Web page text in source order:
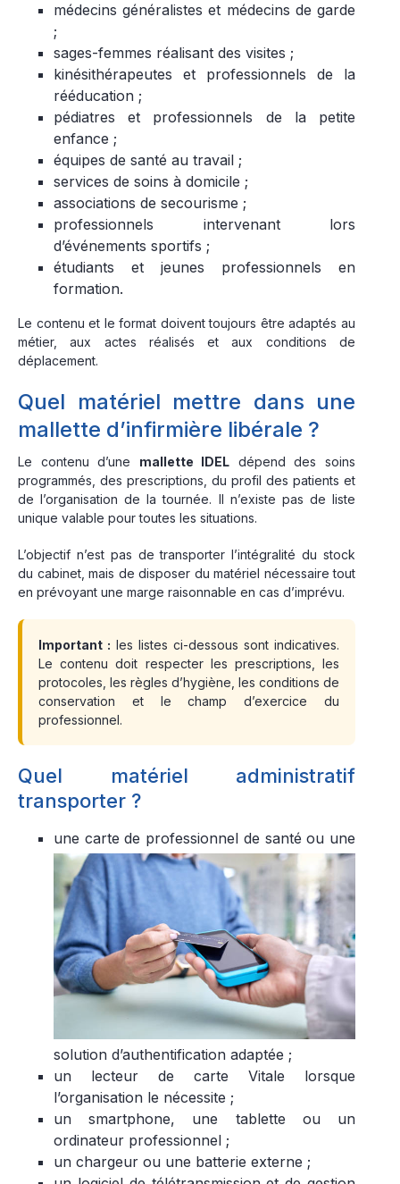
médecins généralistes et médecins de garde
;
sages-femmes réalisant des visites ;
kinésithérapeutes et professionnels de la
rééducation ;
pédiatres et professionnels de la petite
enfance ;
équipes de santé au travail ;
services de soins à domicile ;
associations de secourisme ;
professionnels intervenant lors
d’événements sportifs ;
étudiants et jeunes professionnels en
formation.
Le contenu et le format doivent toujours être adaptés au
métier, aux actes réalisés et aux conditions de
déplacement.
Quel matériel mettre dans une
mallette d’infirmière libérale ?
Le contenu d’une mallette IDEL dépend des soins
programmés, des prescriptions, du profil des patients et
de l’organisation de la tournée. Il n’existe pas de liste
unique valable pour toutes les situations.
L’objectif n’est pas de transporter l’intégralité du stock
du cabinet, mais de disposer du matériel nécessaire tout
en prévoyant une marge raisonnable en cas d’imprévu.
Important : les listes ci-dessous sont indicatives.
Le contenu doit respecter les prescriptions, les
protocoles, les règles d’hygiène, les conditions de
conservation et le champ d’exercice du
professionnel.
Quel matériel administratif
transporter ?
une carte de professionnel de santé ou une
solution d’authentification adaptée ;
un lecteur de carte Vitale lorsque
l’organisation le nécessite ;
un smartphone, une tablette ou un
ordinateur professionnel ;
un chargeur ou une batterie externe ;